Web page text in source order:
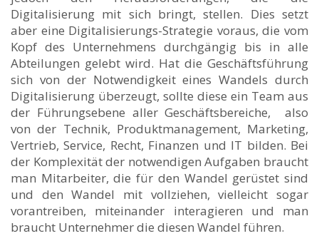
Digitalisierung mit sich bringt, stellen. Dies setzt
aber eine Digitalisierungs-Strategie voraus, die vom
Kopf des Unternehmens durchgängig bis in alle
Abteilungen gelebt wird. Hat die Geschäftsführung
sich von der Notwendigkeit eines Wandels durch
Digitalisierung überzeugt, sollte diese ein Team aus
der Führungsebene aller Geschäftsbereiche, also
von der Technik, Produktmanagement, Marketing,
Vertrieb, Service, Recht, Finanzen und IT bilden. Bei
der Komplexität der notwendigen Aufgaben braucht
man Mitarbeiter, die für den Wandel gerüstet sind
und den Wandel mit vollziehen, vielleicht sogar
vorantreiben, miteinander interagieren und man
braucht Unternehmer die diesen Wandel führen.